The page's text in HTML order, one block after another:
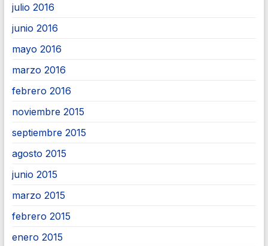
julio 2016
junio 2016
mayo 2016
marzo 2016
febrero 2016
noviembre 2015
septiembre 2015
agosto 2015
junio 2015
marzo 2015
febrero 2015
enero 2015